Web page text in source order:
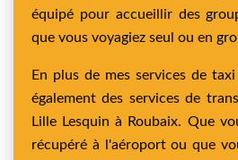
équipé pour accueillir des
que vous voyagiez seul ou en
En plus de mes services de
également des services de
Lille Lesquin à Roubaix. Que
récupéré à l'aéroport ou que